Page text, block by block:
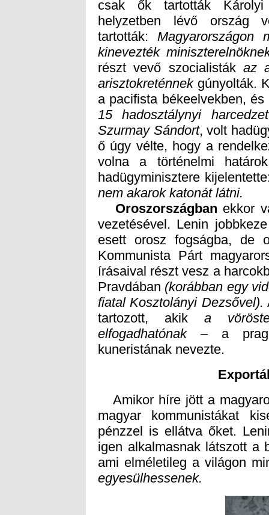
tartották: Magyarországon
kinevezték
részt vevő szocialistákaz
arisztokreténnekgúnyolták.
a pacifista békeelvekben,
15 hadosztálynyi
Szurmay Sándort, volt
ő úgy vélte,
volna a történelmi
hadügyminisztere
nem akarok katonát látni.
Oroszországban ekkor
vezetésével. Lenin
Pravdában (korábban egy
fiatal Kosztolányi Dezsővel).
tartozott, akik a
elfogadhatónak– a
kuneristának nevezte.
Amikor híre jött a
magyar kommunistákat
pénzzel is ellátva őket.
igen alkalmasnak látszott
ami elméletileg a világon
egyesülhessenek.